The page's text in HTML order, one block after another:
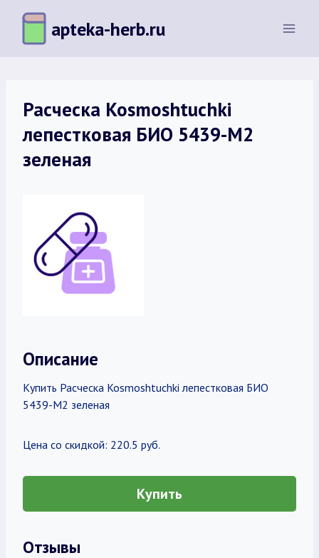
Перейти
содержимому
apteka-herb.ru
Расческа Kosmoshtuchki
лепестковая БИО 5439-M2
зеленая
Описание
Купить Расческа Kosmoshtuchki лепестковая БИО
5439-M2 зеленая
Цена со скидкой: 220.5 руб.
Купить
Отзывы